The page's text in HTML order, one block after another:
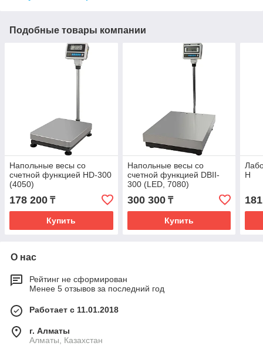
Подобные товары компании
Напольные весы со
счетной функцией HD-300
(4050)
178 200 ₸
Купить
Напольные весы со
счетной функцией DBII-
300 (LED, 7080)
300 300₸
Купить
H
О нас
Рейтинг не сформирован
Менее 5 отзывов за последний год
Работает с 11.01.2018
г. Алматы
Алматы, Казахстан